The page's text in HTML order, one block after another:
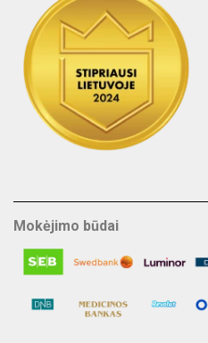
Mokėjimo būdai